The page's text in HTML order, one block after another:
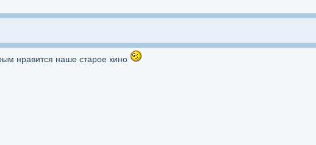
нравится наше старое кино